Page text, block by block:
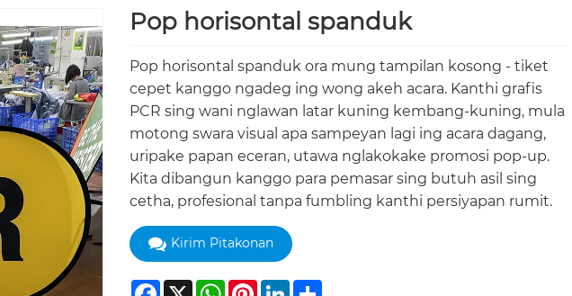
Pop horisontal spanduk
Pop horisontal spanduk ora mung tampilan kosong - tiket
cepet kanggo ngadeg ing wong akeh acara. Kanthi grafis
PCR sing wani nglawan latar kuning kembang-kuning, mula
motong swara visual apa sampeyan lagi ing acara dagang,
uripake papan eceran, utawa nglakokake promosi pop-up.
Kita dibangun kanggo para pemasar sing butuh asil sing
cetha, profesional tanpa fumbling kanthi persiyapan rumit.
Kirim Pitakonan
Facebook
X WhatsApp
Pinterest
LinkedIn
Share